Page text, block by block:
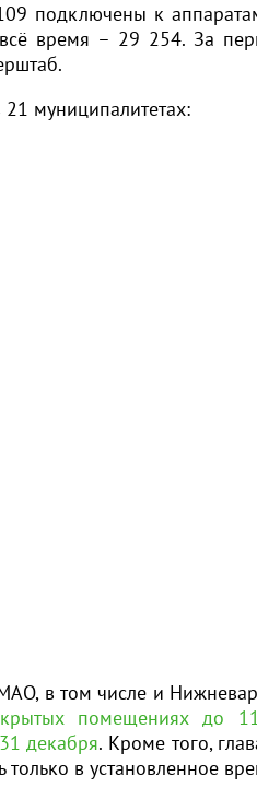
подключены к
время – 29 254. За
муниципалитетах:
в том числе и
помещениях до
декабря. Кроме того,
в установленное